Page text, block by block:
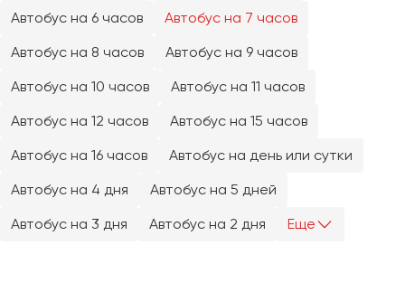
Автобус на 6 часов
Автобус на 7 часов
Автобус на 8 часов
Автобус на 9 часов
Автобус на 10 часов
Автобус на 11 часов
Автобус на 12 часов
Автобус на 15 часов
Автобус на 16 часов
Автобус на день или сутки
Автобус на 4 дня
Автобус на 5 дней
Автобус на 3 дня
Автобус на 2 дня Еще
Челябинск
Чита
Ярославль